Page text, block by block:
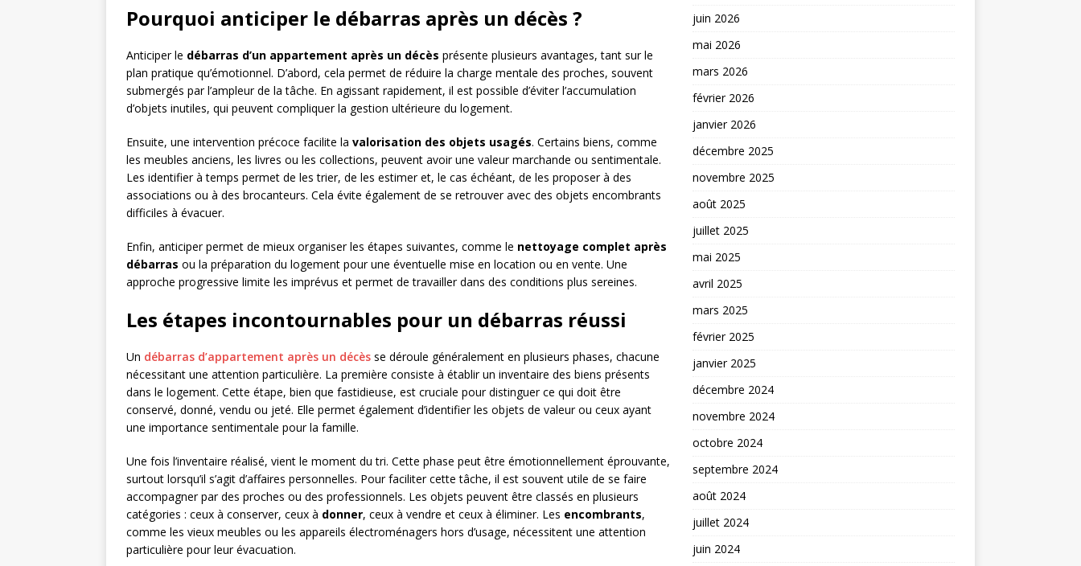
Pourquoi anticiper le débarras après un décès ?
Anticiper le débarras d’un appartement après un décès présente plusieurs avantages, tant sur le
plan pratique qu’émotionnel. D’abord, cela permet de réduire la charge mentale des proches, souvent
submergés par l’ampleur de la tâche. En agissant rapidement, il est possible d’éviter l’accumulation
d’objets inutiles, qui peuvent compliquer la gestion ultérieure du logement.
Ensuite, une intervention précoce facilite la valorisation des objets usagés. Certains biens, comme
les meubles anciens, les livres ou les collections, peuvent avoir une valeur marchande ou sentimentale.
Les identifier à temps permet de les trier, de les estimer et, le cas échéant, de les proposer à des
associations ou à des brocanteurs. Cela évite également de se retrouver avec des objets encombrants
difficiles à évacuer.
Enfin, anticiper permet de mieux organiser les étapes suivantes, comme le nettoyage complet après
débarras ou la préparation du logement pour une éventuelle mise en location ou en vente. Une
approche progressive limite les imprévus et permet de travailler dans des conditions plus sereines.
Les étapes incontournables pour un débarras réussi
Un débarras d’appartement après un décès se déroule généralement en plusieurs phases, chacune
nécessitant une attention particulière. La première consiste à établir un inventaire des biens présents
dans le logement. Cette étape, bien que fastidieuse, est cruciale pour distinguer ce qui doit être
conservé, donné, vendu ou jeté. Elle permet également d’identifier les objets de valeur ou ceux ayant
une importance sentimentale pour la famille.
Une fois l’inventaire réalisé, vient le moment du tri. Cette phase peut être émotionnellement éprouvante,
surtout lorsqu’il s’agit d’affaires personnelles. Pour faciliter cette tâche, il est souvent utile de se faire
accompagner par des proches ou des professionnels. Les objets peuvent être classés en plusieurs
catégories : ceux à conserver, ceux à donner, ceux à vendre et ceux à éliminer. Les encombrants,
comme les vieux meubles ou les appareils électroménagers hors d’usage, nécessitent une attention
particulière pour leur évacuation.
juin 2026
mai 2026
mars 2026
février 2026
janvier 2026
décembre 2025
novembre 2025
août 2025
juillet 2025
mai 2025
avril 2025
mars 2025
février 2025
janvier 2025
décembre 2024
novembre 2024
octobre 2024
septembre 2024
août 2024
juillet 2024
juin 2024